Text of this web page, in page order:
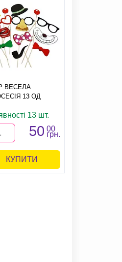
ВЕСЕЛА
13 ОД
13 шт.
50 00
грн.
КУПИТИ